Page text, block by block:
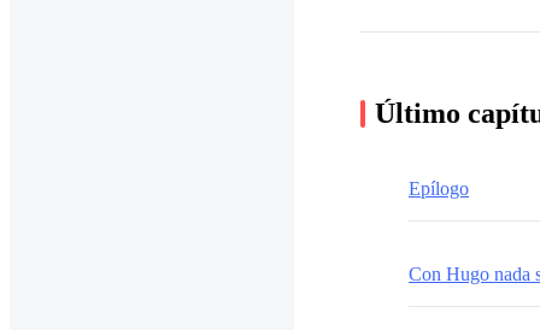
Último
Epílogo
Con Hugo nada